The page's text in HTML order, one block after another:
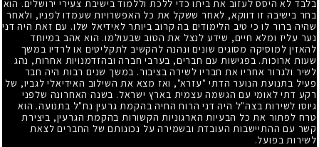
בלבד לא היסס לעזוב את ביתו כדי ללכת וללמוד בישיבת צעירי ירושלים. הוא
בחר בישיבה זו דווקא, לאחר ששקל את כל האפשרויות שעמדו לפניו, ולאחר
שהיה ברור לו כי טיב הלימודים בה קרוב ביותר לאידיאל שלו. עם זאת היה דני
נער עליז ומלא חיים, שידע לנצל את הטוב שבעולמו. הוא אהב במיוחד
להאזין למוסיקה מסוגים שונים ונהנה להקשיב לתקליטים או לרדיו במשך
שעות ארוכות. בפגישות עם חברים, בערבי חברה ובהזדמנויות אחרות, נהג
לשיר ולגרור אחריו את חבריו לשירה בציבור. במשך שנים רבות היה חבר
פעיל בתנועת הנוער הדתי "עזרא", ואז מצא את השילוב האידיאלי לגביו, של
רקע דתי לאומי עם הגשמה עצמית בארץ ישראל. בשנה האחרונה שלפני
גיוסו לשירות בצה"ל היה דני הרוח החיה בהקמת גרעין נח"ל בתנועה. הוא
טרח לפתור את כל הבעיות הארגוניות הקשורות בהקמת הגרעין, ביצירת
קשר עם ההתיישבות העובדת ובשמירה על נכונותם של החברים לצאת
לשירות בפועל.